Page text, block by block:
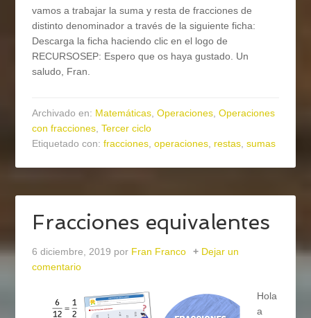
vamos a trabajar la suma y resta de fracciones de
distinto denominador a través de la siguiente ficha:
Descarga la ficha haciendo clic en el logo de
RECURSOSEP: Espero que os haya gustado. Un
saludo, Fran.
Archivado en: Matemáticas,Operaciones,Operaciones
con fracciones,Tercer ciclo
Etiquetado con:fracciones,operaciones, restas,sumas
Fracciones equivalentes
6 diciembre, 2019 por Fran Franco
Dejar un
comentario
Hola
a